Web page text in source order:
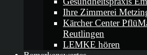
Ihre Zimmerei
Kärcher Center
Reutlingen
LEMKE hören